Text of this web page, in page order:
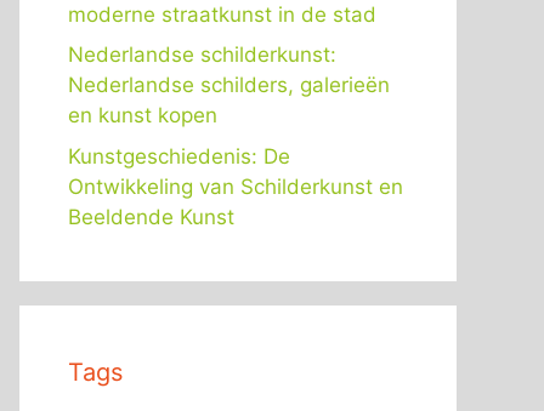
moderne straatkunst in de stad
Nederlandse schilderkunst:
Nederlandse schilders, galerieën
en kunst kopen
Kunstgeschiedenis: De
Ontwikkeling van Schilderkunst en
Beeldende Kunst
Tags